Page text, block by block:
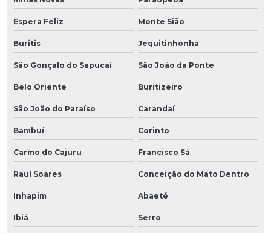
Espera Feliz Monte Sião
Buritis Jequitinhonha
São Gonçalo do Sapucaí São João da Ponte
Belo Oriente Buritizeiro
São João do Paraíso Carandaí
Bambuí Corinto
Carmo do Cajuru Francisco Sá
Raul Soares Conceição do Mato Dentro
Inhapim Abaeté
Ibiá Serro